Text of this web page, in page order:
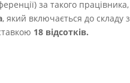
за такого
, який включається до складу
18 відсотків.